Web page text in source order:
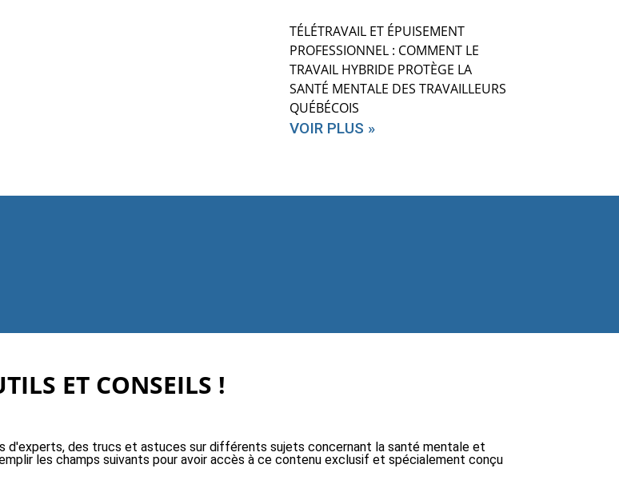
TÉLÉTRAVAIL ET ÉPUISEMENT
PROFESSIONNEL : COMMENT LE
TRAVAIL HYBRIDE PROTÈGE LA
SANTÉ MENTALE DES TRAVAILLEURS
QUÉBÉCOIS
VOIR PLUS »
ET CONSEILS !
d'experts, des trucs et astuces sur différents sujets concernant la santé mentale et
les champs suivants pour avoir accès à ce contenu exclusif et spécialement conçu